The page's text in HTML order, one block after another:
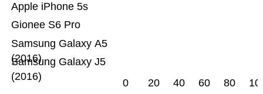
Samsung Galaxy J5
(2016)
Samsung Galaxy A5
(2016)
Gionee S6 Pro
Apple iPhone 5s
0 20 40 60 80